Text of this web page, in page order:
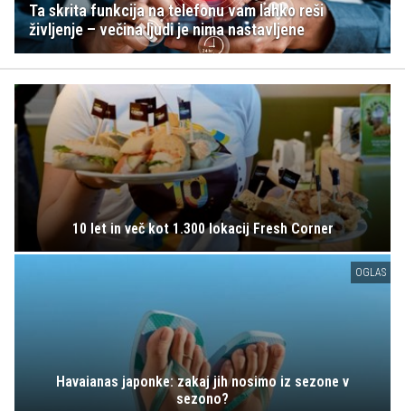
Ta skrita funkcija na telefonu vam lahko reši
življenje – večina ljudi je nima nastavljene
10 let in več kot 1.300 lokacij Fresh Corner
OGLAS
Havaianas japonke: zakaj jih nosimo iz sezone v
sezono?